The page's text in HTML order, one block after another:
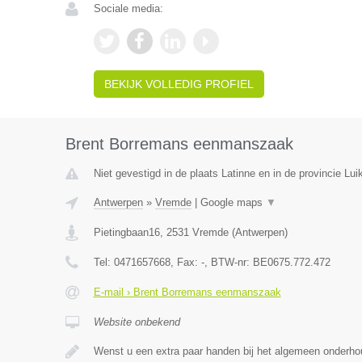
Sociale media:
BEKIJK VOLLEDIG PROFIEL
Brent Borremans eenmanszaak
Niet gevestigd in de plaats Latinne en in de provincie
Antwerpen» Vremde| Google maps ▼
Pietingbaan16, 2531 Vremde(Antwerpen)
Tel: 0471657668, Fax: -, BTW-nr: BE0675.772.472
E-mail › Brent Borremans eenmanszaak
Website onbekend
Wenst u een extra paar handen bij het algemeen